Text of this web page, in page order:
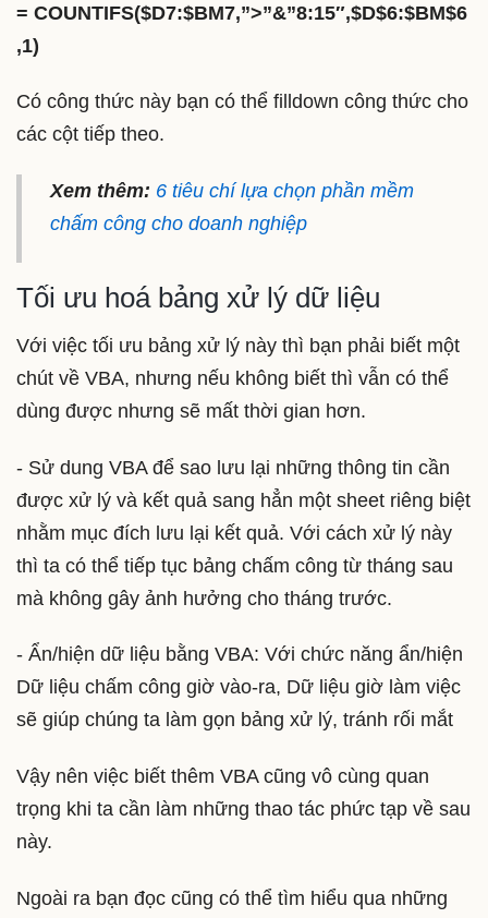
= COUNTIFS($D7:$BM7,”>”&”8:15″,$D$6:$BM$6
,1)
Có công thức này bạn có thể filldown công thức cho
các cột tiếp theo.
Xem thêm: 6 tiêu chí lựa chọn phần mềm
chấm công cho doanh nghiệp
Tối ưu hoá bảng xử lý dữ liệu
Với việc tối ưu bảng xử lý này thì bạn phải biết một
chút về VBA, nhưng nếu không biết thì vẫn có thể
dùng được nhưng sẽ mất thời gian hơn.
- Sử dung VBA để sao lưu lại những thông tin cần
được xử lý và kết quả sang hẳn một sheet riêng biệt
nhằm mục đích lưu lại kết quả. Với cách xử lý này
thì ta có thể tiếp tục bảng chấm công từ tháng sau
mà không gây ảnh hưởng cho tháng trước.
- Ẩn/hiện dữ liệu bằng VBA: Với chức năng ẩn/hiện
Dữ liệu chấm công giờ vào-ra, Dữ liệu giờ làm việc
sẽ giúp chúng ta làm gọn bảng xử lý, tránh rối mắt
Vậy nên việc biết thêm VBA cũng vô cùng quan
trọng khi ta cần làm những thao tác phức tạp về sau
này.
Ngoài ra bạn đọc cũng có thể tìm hiểu qua những